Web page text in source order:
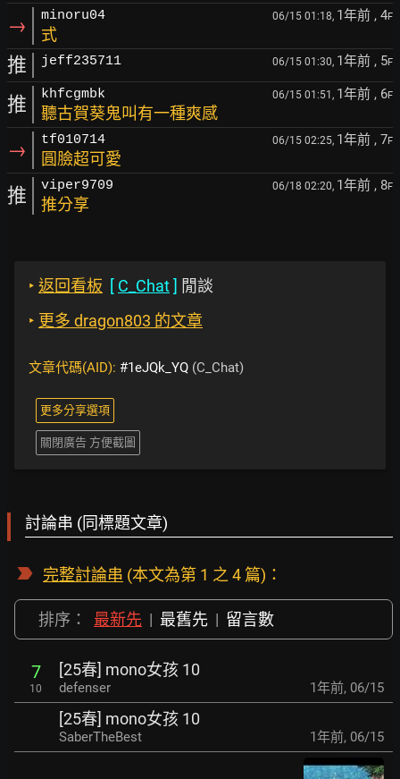
→ minoru04 06/15 01:18, 1年前 , 4F
式
推 jeff235711 06/15 01:30, 1年前 , 5F
推 khfcgmbk 06/15 01:51, 1年前 , 6F
聽古賀葵鬼叫有一種爽感
→ tf010714 06/15 02:25, 1年前 , 7F
圓臉超可愛
推 viper9709 06/18 02:20, 1年前 , 8F
推分享
‣ 返回看板 [ C_Chat] 閒談
‣ 更多 dragon803 的文章
文章代碼(AID): #1eJQk_YQ (C_Chat)
更多分享選項
關閉廣告 方便截圖
討論串 (同標題文章)
完整討論串 (本文為第 1 之 4 篇)：
排序： 最新先 | 最舊先 | 留言數
7
10
[25春] mono女孩 10
defenser 1年前, 06/15
[25春] mono女孩 10
SaberTheBest 1年前, 06/15